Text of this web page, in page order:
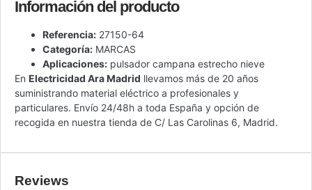
Información del producto
Referencia: 27150-64
Categoría: MARCAS
Aplicaciones: pulsador campana estrecho nieve
En Electricidad Ara Madrid llevamos más de 20 años
suministrando material eléctrico a profesionales y
particulares. Envío 24/48h a toda España y opción de
recogida en nuestra tienda de C/ Las Carolinas 6, Madrid.
Reviews